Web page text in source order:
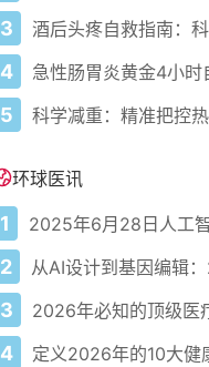
3
4
5 科学减重：精准把控
环球医讯
1 2025年6月28日人工
2
3 2026年必知的顶级医
4